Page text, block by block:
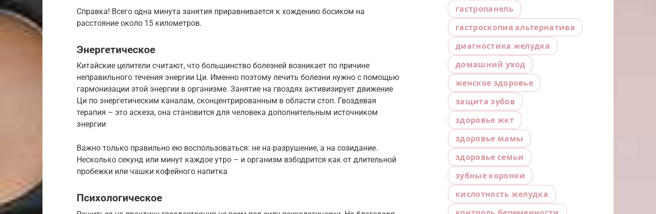
Справка! Всего одна минута занятия приравнивается к хождению босиком на
расстояние около 15 километров.
Энергетическое
Китайские целители считают, что большинство болезней возникает по причине
неправильного течения энергии Ци. Именно поэтому лечить болезни нужно с помощью
гармонизации этой энергии в организме. Занятие на гвоздях активизирует движение
Ци по энергетическим каналам, сконцентрированным в области стоп. Гвоздевая
терапия – это аскеза, она становится для человека дополнительным источником
энергии
Важно только правильно ею воспользоваться: не на разрушение, а на созидание.
Несколько секунд или минут каждое утро – и организм взбодрится как от длительной
пробежки или чашки кофейного напитка
Психологическое
гастропанель
гастроскопия альтернатива
диагностика желудка
домашний уход
женское здоровье
защита зубов
здоровье жкт
здоровье мамы
здоровье семьи
зубные коронки
кислотность желудка